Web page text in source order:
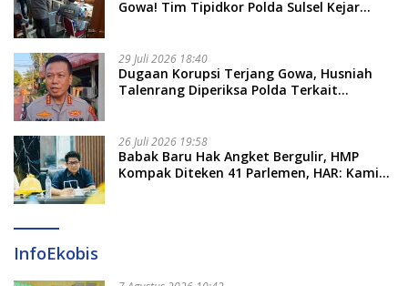
Gowa! Tim Tipidkor Polda Sulsel Kejar
29 Juli 2026 18:40
Dugaan Korupsi Terjang Gowa, Husniah
Talenrang Diperiksa Polda Terkait
26 Juli 2026 19:58
​Babak Baru Hak Angket Bergulir, HMP
Kompak Diteken 41 Parlemen, HAR: Kami
InfoEkobis